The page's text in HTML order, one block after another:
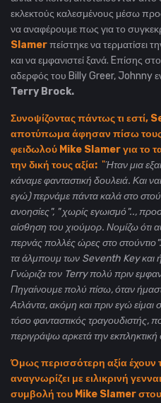
εκλεκτούς καλεσμένους μέσω
να αναφέρουμε πως για το
Slamerπείστηκε να τερματίσει
και να εμφανιστεί ξανά. Eπίσης
αδερφός του Billy Greer, Johnny
Terry Brock.
Συνοψίζοντας πάντως τι εστί,
αποτύπωμα άφησαν πίσω τους
φειδωλού Mike Slamer για το
την δική τους αξία: "Ήταν μια
κάναμε φανταστική δουλειά. Και
εγώ) περνάμε πάντα καλά στο
ανοησίες", " χωρίς εγωισμό"..,
αίσθηση του χιούμορ. Νομίζω ότι
περνάς πολλές ώρες στο στούντιο".
τα άλμπουμ των Seventh Key και
Γνώριζα τον Terry πολύ πριν
Πηγαίνουμε πολύ πίσω, όταν
Ατλάντα, ακόμη και πριν εγώ
τόσο φανταστικός τραγουδιστής,
περιγράψω αρκετά την
Όμως περισσότερη αξία έχουν
αναγνωρίζει με ειλικρινή
συμβολή του Mike Slamer